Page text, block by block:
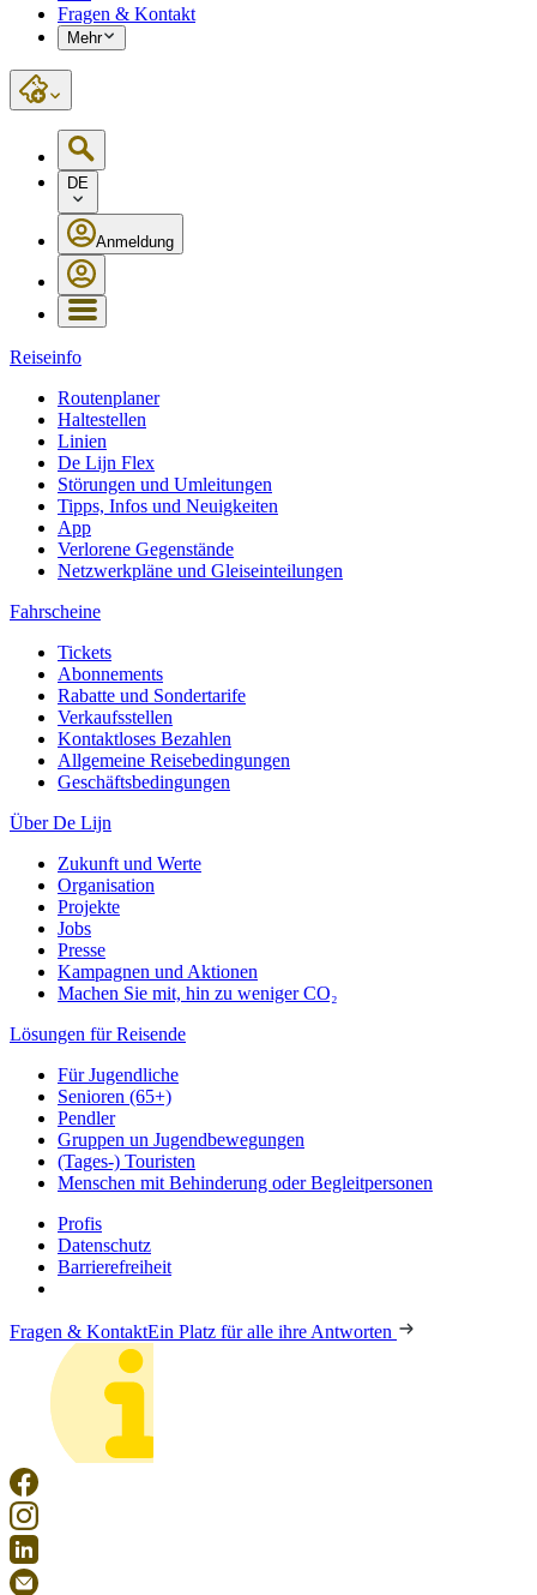
Fragen & Kontakt
Mehr
DE
Anmeldung
Reiseinfo
Routenplaner
Haltestellen
Linien
De Lijn Flex
Störungen und Umleitungen
Tipps, Infos und Neuigkeiten
App
Verlorene Gegenstände
Netzwerkpläne und Gleiseinteilungen
Fahrscheine
Tickets
Abonnements
Rabatte und Sondertarife
Verkaufsstellen
Kontaktloses Bezahlen
Allgemeine Reisebedingungen
Geschäftsbedingungen
Über De Lijn
Zukunft und Werte
Organisation
Projekte
Jobs
Presse
Kampagnen und Aktionen
Machen Sie mit, hin zu weniger CO₂
Lösungen für Reisende
Für Jugendliche
Senioren (65+)
Pendler
Gruppen un Jugendbewegungen
(Tages-) Touristen
Menschen mit Behinderung oder Begleitpersonen
Profis
Datenschutz
Barrierefreiheit
Fragen & KontaktEin Platz für alle ihre Antworten